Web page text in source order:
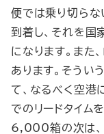
便では乗り切らな
到着し、それを国
になります。また
あります。そうい
て、なるべく空港
でのリードタイム
6,000箱の次は、